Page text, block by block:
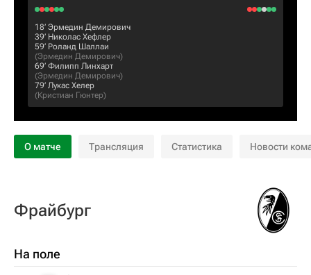
18‎’‎ Эрмедин Демирович
39‎’‎ Николас Хефлер
59‎’‎ Роланд Шаллаи
(Эрмедин Демирович)
69‎’‎ Филипп Линхарт
(Эрмедин Демирович)
79‎’‎ Лукас Хелер
(Кристиан Гюнтер)
О матче Трансляция Статистика Новости
Фрайбург
На поле